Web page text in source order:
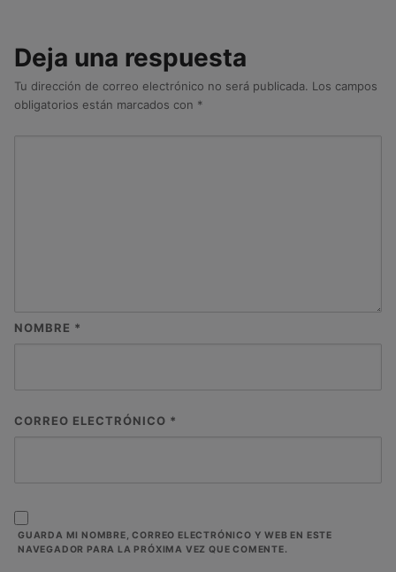
Deja una respuesta
Tu dirección de correo electrónico no será publicada. Los campos
obligatorios están marcados con *
NOMBRE *
CORREO ELECTRÓNICO *
GUARDA MI NOMBRE, CORREO ELECTRÓNICO Y WEB EN ESTE
NAVEGADOR PARA LA PRÓXIMA VEZ QUE COMENTE.